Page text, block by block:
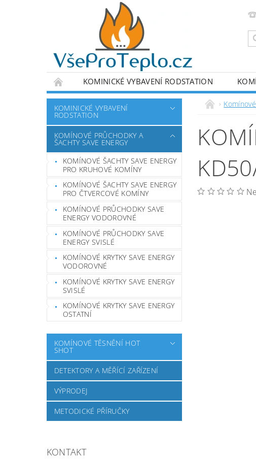
KOMINICKÉ VYBAVENÍ RODSTATION
DETEKTORY A MĚŘÍCÍ ZAŘÍZENÍ
VÝPRODEJ
PODMÍNKY OCHRANY OSOBNÍCH ÚDAJŮ
KOMINICKÉ VYBAVENÍ
RODSTATION
KOMÍNOVÉ PRŮCHODKY A
ŠACHTY SAVE ENERGY
KOMÍNOVÉ ŠACHTY SAVE ENERGY
PRO KRUHOVÉ KOMÍNY
KOMÍNOVÉ ŠACHTY SAVE ENERGY
PRO ČTVERCOVÉ KOMÍNY
KOMÍNOVÉ PRŮCHODKY SAVE
ENERGY VODOROVNÉ
KOMÍNOVÉ PRŮCHODKY SAVE
ENERGY SVISLÉ
KOMÍNOVÉ KRYTKY SAVE ENERGY
VODOROVNÉ
KOMÍNOVÉ KRYTKY SAVE ENERGY
SVISLÉ
KOMÍNOVÉ KRYTKY SAVE ENERGY
OSTATNÍ
KOMÍNOVÉ TĚSNĚNÍ HOT
SHOT
DETEKTORY A MĚŘÍCÍ ZAŘÍZENÍ
VÝPRODEJ
METODICKÉ PŘÍRUČKY
KONTAKT